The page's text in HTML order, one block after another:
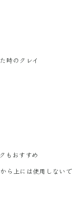
時のクレイ
もおすすめ
ら上には使用しないで